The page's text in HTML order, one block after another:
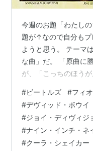
今週のお題「わたし
題が↑なので自分もプ
ようと思う。 テーマ
な曲」だ。 「原曲に
が、「こっちのほう
のベスト5形式で記事
カバーを、B面（6～
トを埋め込むことに
位．Kula Shaker「
クーラ・シェイカー
#ビートルズ #フィ
#デヴィッド・ボウイ
#ジョイ・ディヴィジ
#ナイン・インチ・ネ
#クーラ・シェイカー